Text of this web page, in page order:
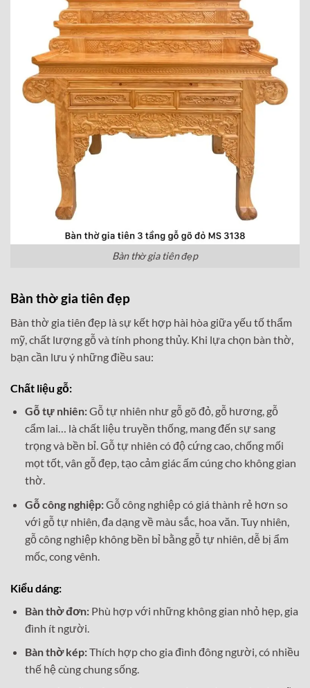
Bàn thờ gia tiên đẹp
Bàn thờ gia tiên đẹp
Bàn thờ gia tiên đẹp là sự kết hợp hài hòa giữa yếu tố thẩm
mỹ, chất lượng gỗ và tính phong thủy. Khi lựa chọn bàn thờ,
bạn cần lưu ý những điều sau:
Chất liệu gỗ:
Gỗ tự nhiên:Gỗ tự nhiên như gỗ gõ đỏ, gỗ hương, gỗ
cẩm lai… là chất liệu truyền thống, mang đến sự sang
trọng và bền bỉ. Gỗ tự nhiên có độ cứng cao, chống mối
mọt tốt, vân gỗ đẹp, tạo cảm giác ấm cúng cho không gian
thờ.
Gỗ công nghiệp:Gỗ công nghiệp có giá thành rẻ hơn so
với gỗ tự nhiên, đa dạng về màu sắc, hoa văn. Tuy nhiên,
gỗ công nghiệp không bền bỉ bằng gỗ tự nhiên, dễ bị ẩm
mốc, cong vênh.
Kiểu dáng:
Bàn thờ đơn:Phù hợp với những không gian nhỏ hẹp, gia
đình ít người.
Bàn thờ kép:Thích hợp cho gia đình đông người, có nhiều
thế hệ cùng chung sống.